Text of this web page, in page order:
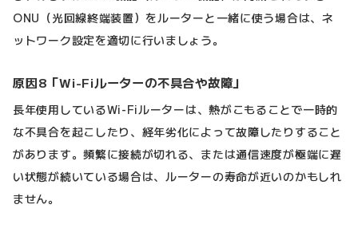
ONU（光回線終端装置）をルーターと一緒に使う場合は、ネ
ットワーク設定を適切に行いましょう。
原因8「Wi-Fiルーターの不具合や故障」
長年使用しているWi-Fiルーターは、熱がこもることで一時的
な不具合を起こしたり、経年劣化によって故障したりすること
があります。頻繁に接続が切れる、または通信速度が極端に遅
い状態が続いている場合は、ルーターの寿命が近いのかもしれ
ません。